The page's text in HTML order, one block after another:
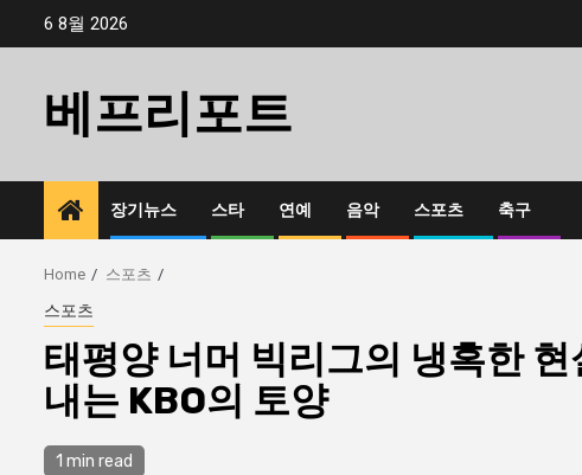
6 8월 2026
베프리포트
장기뉴스 스타 연예 음악 스포츠 축구
Home 스포츠
스포츠
태평양 너머 빅리그의 냉혹한
내는 KBO의 토양
1 min read